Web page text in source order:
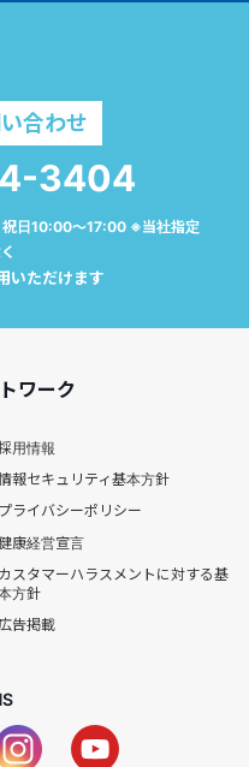
合わせ
3404
日10:00～17:00 ※当社指定
いただけます
ワーク
用情報
報セキュリティ基本方針
プライバシーポリシー
康経営宣言
カスタマーハラスメントに対する基
方針
告掲載